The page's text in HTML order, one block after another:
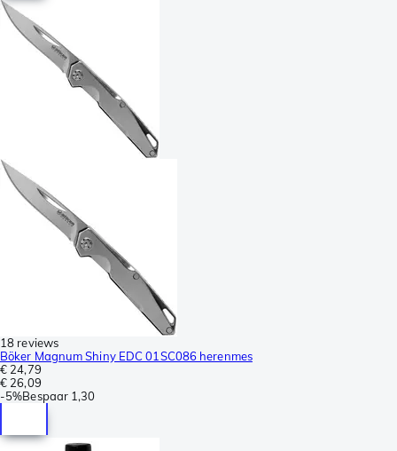
18 reviews
Böker Magnum Shiny EDC 01SC086 herenmes
€ 24,79
€ 26,09
-5%Bespaar 1,30